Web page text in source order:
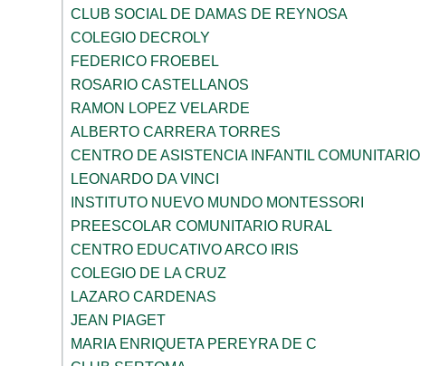
CLUB SOCIAL DE DAMAS DE REYNOSA
COLEGIO DECROLY
FEDERICO FROEBEL
ROSARIO CASTELLANOS
RAMON LOPEZ VELARDE
ALBERTO CARRERA TORRES
CENTRO DE ASISTENCIA INFANTIL COMUNITARIO
LEONARDO DA VINCI
INSTITUTO NUEVO MUNDO MONTESSORI
PREESCOLAR COMUNITARIO RURAL
CENTRO EDUCATIVO ARCO IRIS
COLEGIO DE LA CRUZ
LAZARO CARDENAS
JEAN PIAGET
MARIA ENRIQUETA PEREYRA DE C